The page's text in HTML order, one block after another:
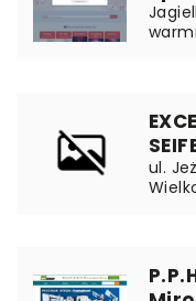
ul.